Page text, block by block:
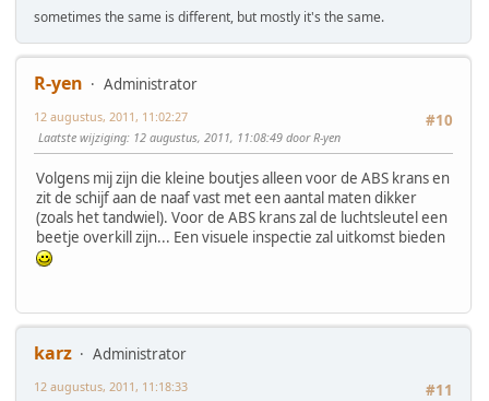
sometimes the same is different, but mostly it's the same.
R-yen
Administrator
#10
12 augustus, 2011, 11:02:27
Laatste wijziging: 12 augustus, 2011, 11:08:49 door R-yen
Volgens mij zijn die kleine boutjes alleen voor de ABS krans en
zit de schijf aan de naaf vast met een aantal maten dikker
(zoals het tandwiel). Voor de ABS krans zal de luchtsleutel een
beetje overkill zijn... Een visuele inspectie zal uitkomst bieden
karz
Administrator
#11
12 augustus, 2011, 11:18:33